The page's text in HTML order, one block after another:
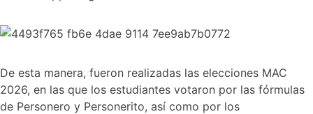
De esta manera, fueron realizadas las elecciones MAC
2026, en las que los estudiantes votaron por las fórmulas
de Personero y Personerito, así como por los